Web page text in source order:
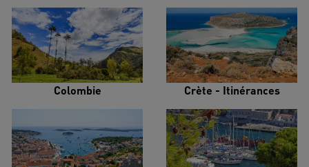
Colombie Crète - Itinérances